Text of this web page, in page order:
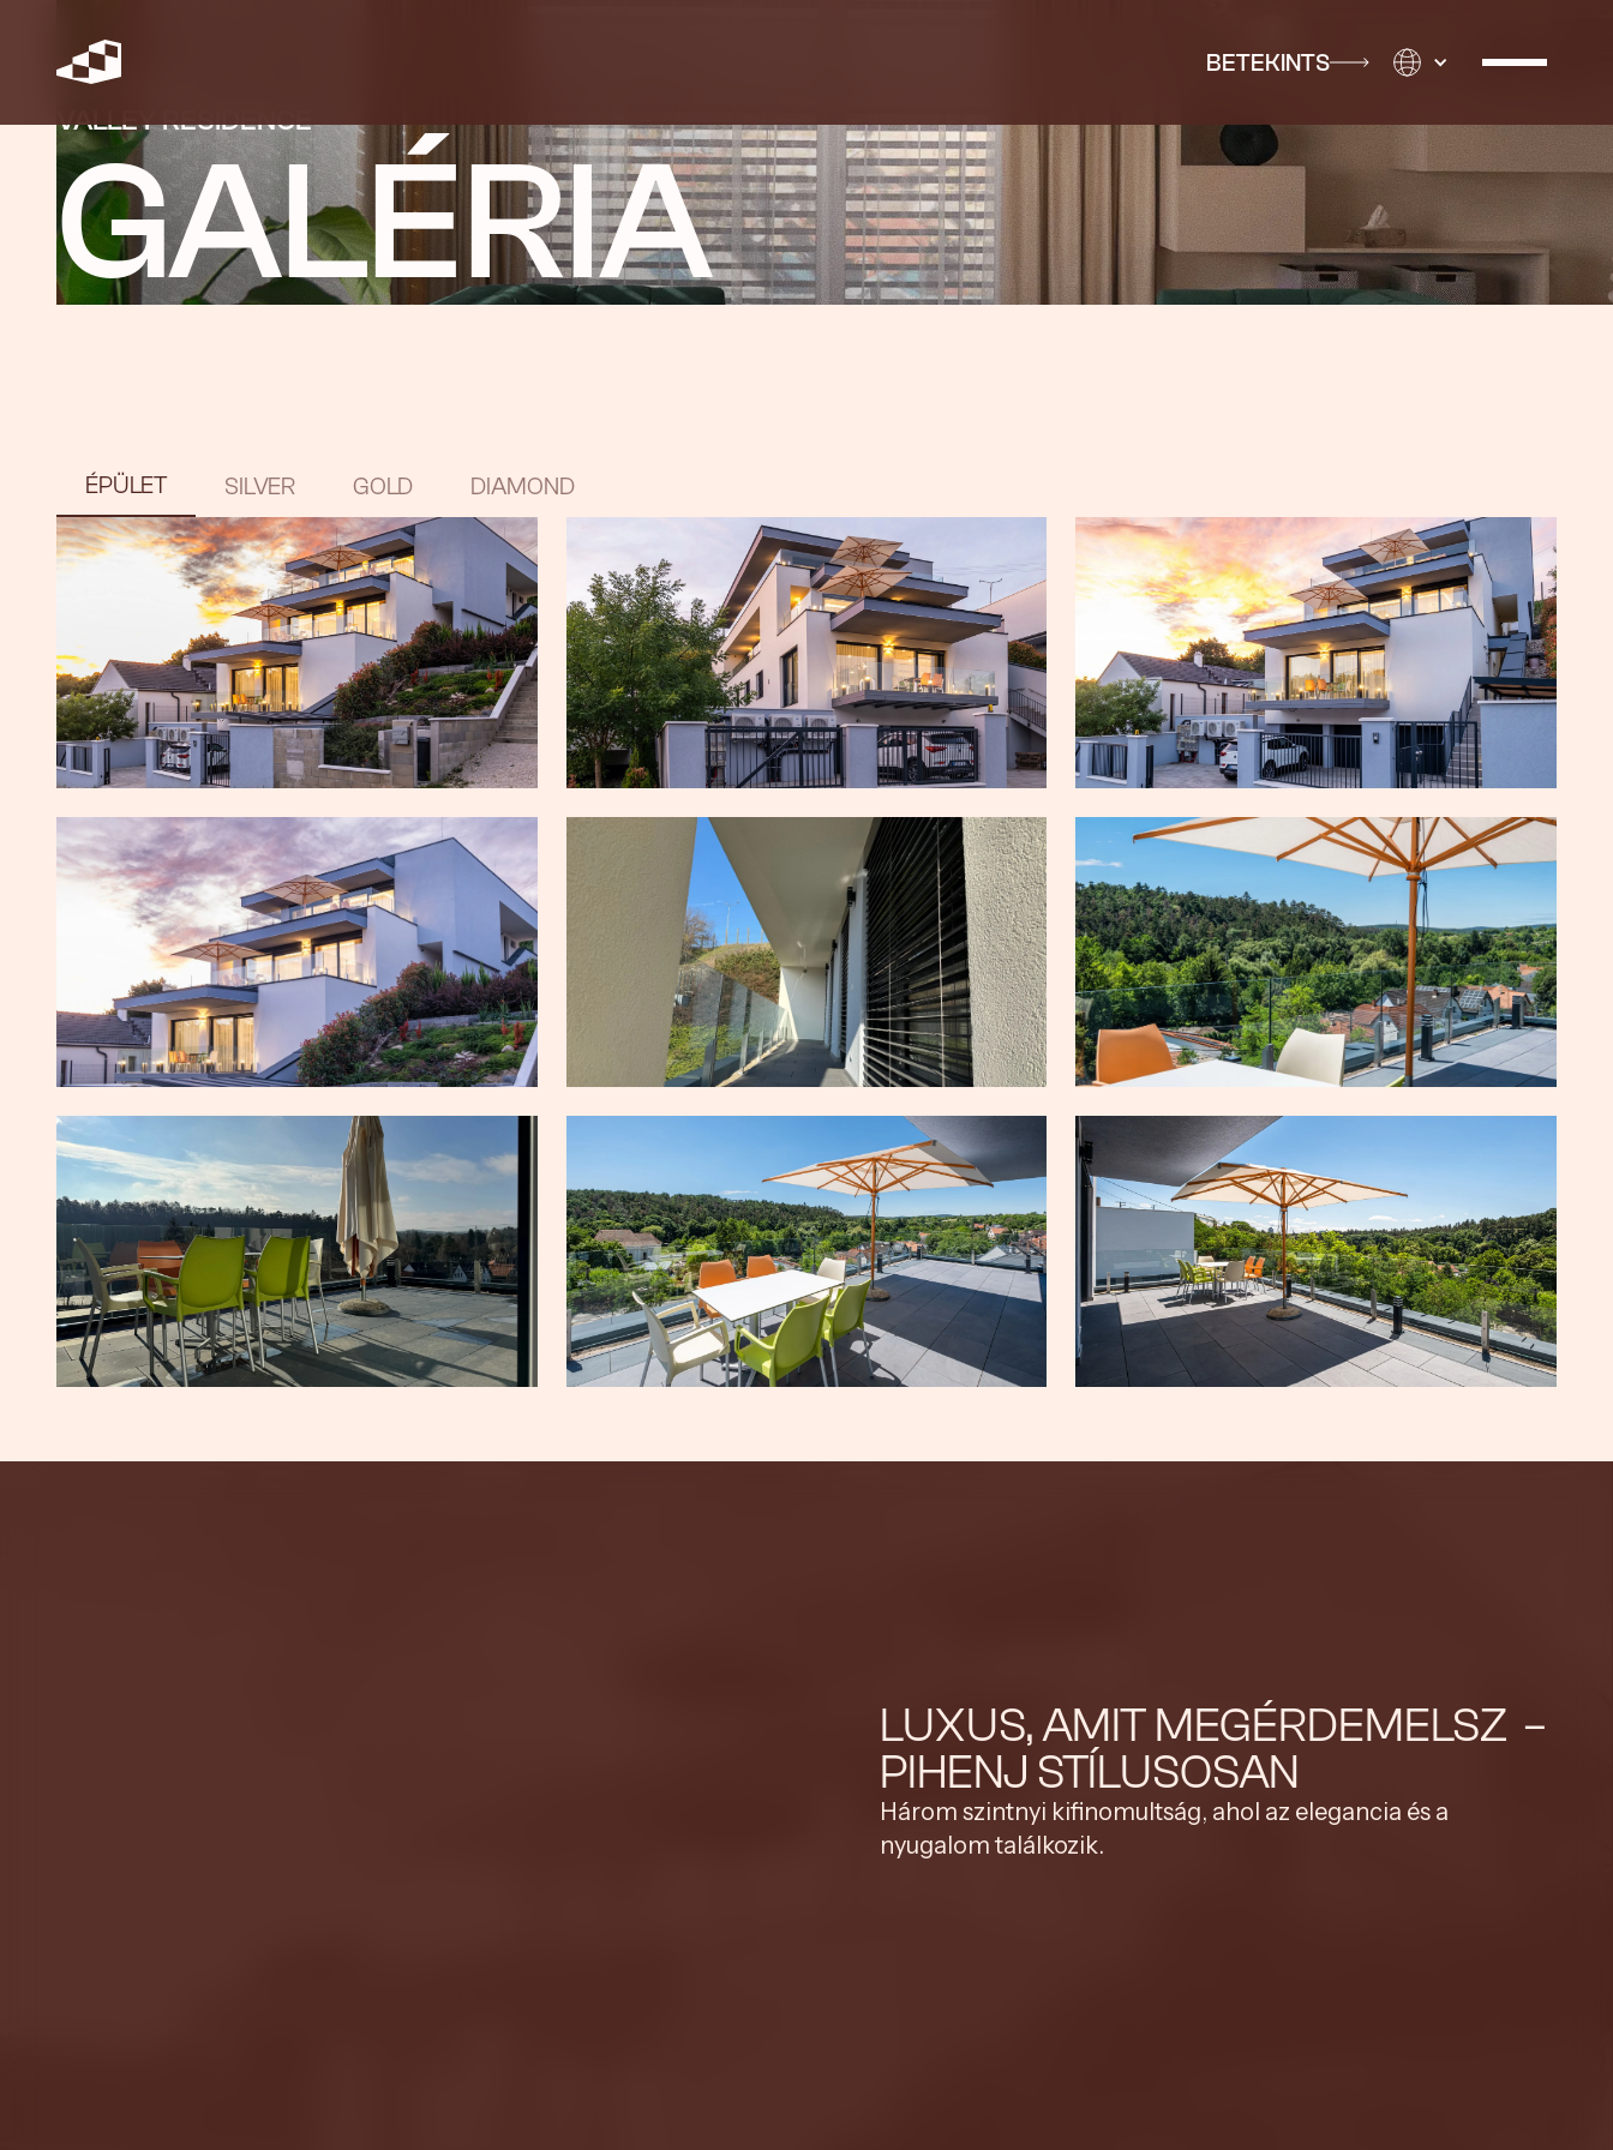
BETEKINTS
VALLEY RESIDENCE
GALÉRIA
ÉPÜLET SILVER GOLD DIAMOND
LUXUS, AMIT MEGÉRDEMELSZ –
PIHENJ STÍLUSOSAN
Három szintnyi kifinomultság, ahol az elegancia és a
nyugalom találkozik.